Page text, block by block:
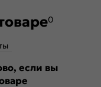
0
если вы